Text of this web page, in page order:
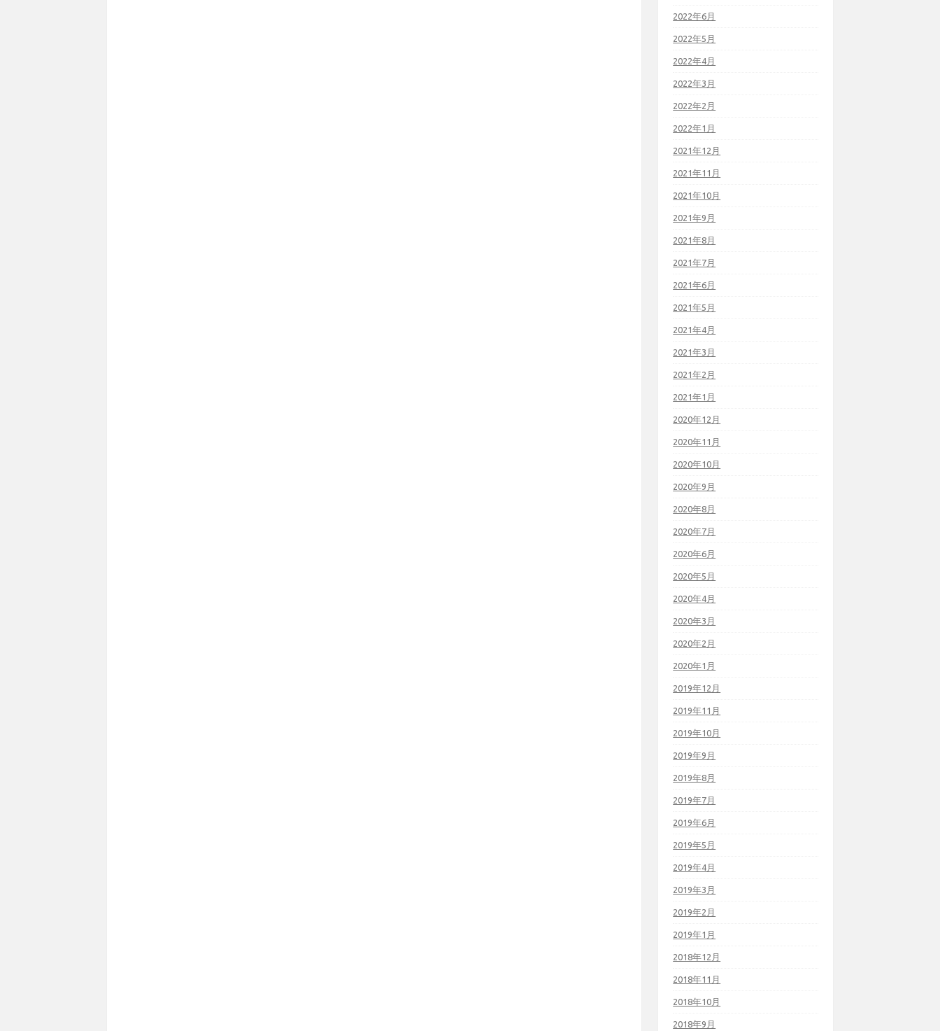
2022年6月
2022年5月
2022年4月
2022年3月
2022年2月
2022年1月
2021年12月
2021年11月
2021年10月
2021年9月
2021年8月
2021年7月
2021年6月
2021年5月
2021年4月
2021年3月
2021年2月
2021年1月
2020年12月
2020年11月
2020年10月
2020年9月
2020年8月
2020年7月
2020年6月
2020年5月
2020年4月
2020年3月
2020年2月
2020年1月
2019年12月
2019年11月
2019年10月
2019年9月
2019年8月
2019年7月
2019年6月
2019年5月
2019年4月
2019年3月
2019年2月
2019年1月
2018年12月
2018年11月
2018年10月
2018年9月